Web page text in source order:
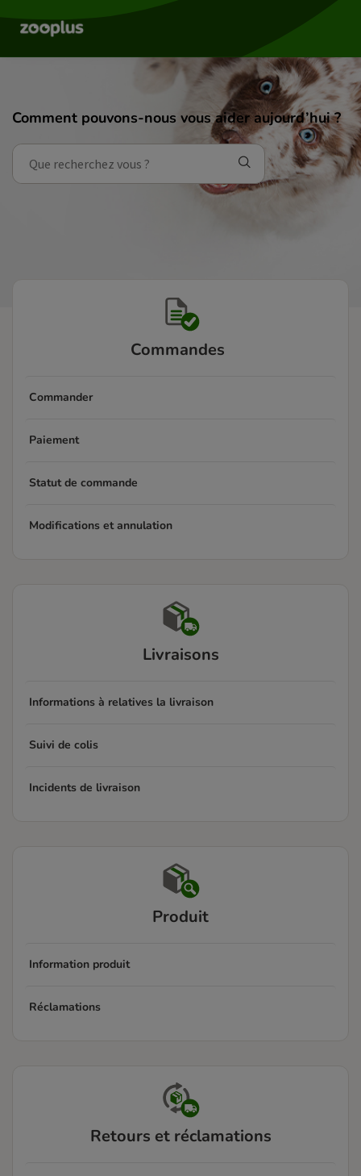
Comment pouvons-nous vous aider aujourd’hui ?
Commandes
Commander
Paiement
Statut de commande
Modifications et annulation
Livraisons
Informations à relatives la livraison
Suivi de colis
Incidents de livraison
Produit
Information produit
Réclamations
Retours et réclamations